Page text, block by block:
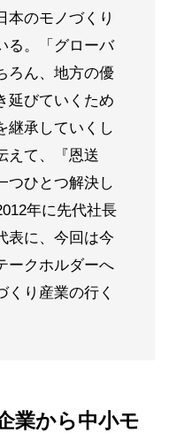
本のモノづくり
る。「グローバ
ろん、地方の優
延びていくため
継承していくし
えて、『恩送
つひとつ解決し
年に先代社長
表に、今回は今
ークホルダーへ
くり産業の行く
業から中小モ